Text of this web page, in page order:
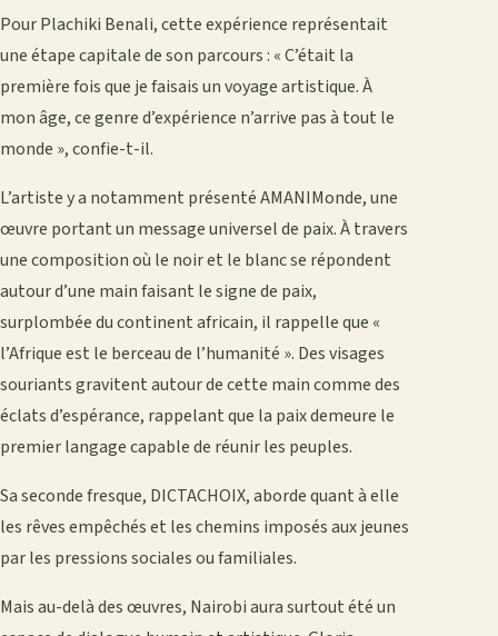
Pour Plachiki Benali, cette expérience représentait
une étape capitale de son parcours : « C’était la
première fois que je faisais un voyage artistique. À
mon âge, ce genre d’expérience n’arrive pas à tout le
monde », confie-t-il.
L’artiste y a notamment présenté AMANIMonde, une
œuvre portant un message universel de paix. À travers
une composition où le noir et le blanc se répondent
autour d’une main faisant le signe de paix,
surplombée du continent africain, il rappelle que «
l’Afrique est le berceau de l’humanité ». Des visages
souriants gravitent autour de cette main comme des
éclats d’espérance, rappelant que la paix demeure le
premier langage capable de réunir les peuples.
Sa seconde fresque, DICTACHOIX, aborde quant à elle
les rêves empêchés et les chemins imposés aux jeunes
par les pressions sociales ou familiales.
Mais au-delà des œuvres, Nairobi aura surtout été un